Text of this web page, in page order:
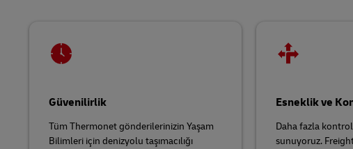
Güvenilirlik
Tüm Thermonet gönderilerinizin Yaşam
Bilimleri için denizyolu taşımacılığı
Esneklik ve
Daha fazla
sunuyoruz. Freight